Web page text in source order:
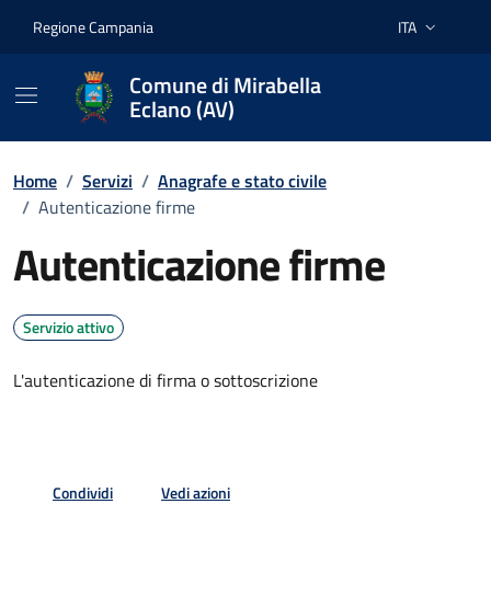
Regione Campania Lingua attiva:
ITA
Comune di Mirabella
Eclano (AV)
Home / Servizi / Anagrafe e stato civile
/ Autenticazione firme
Autenticazione firme
Servizio attivo
L'autenticazione di firma o sottoscrizione
Condividi Vedi azioni